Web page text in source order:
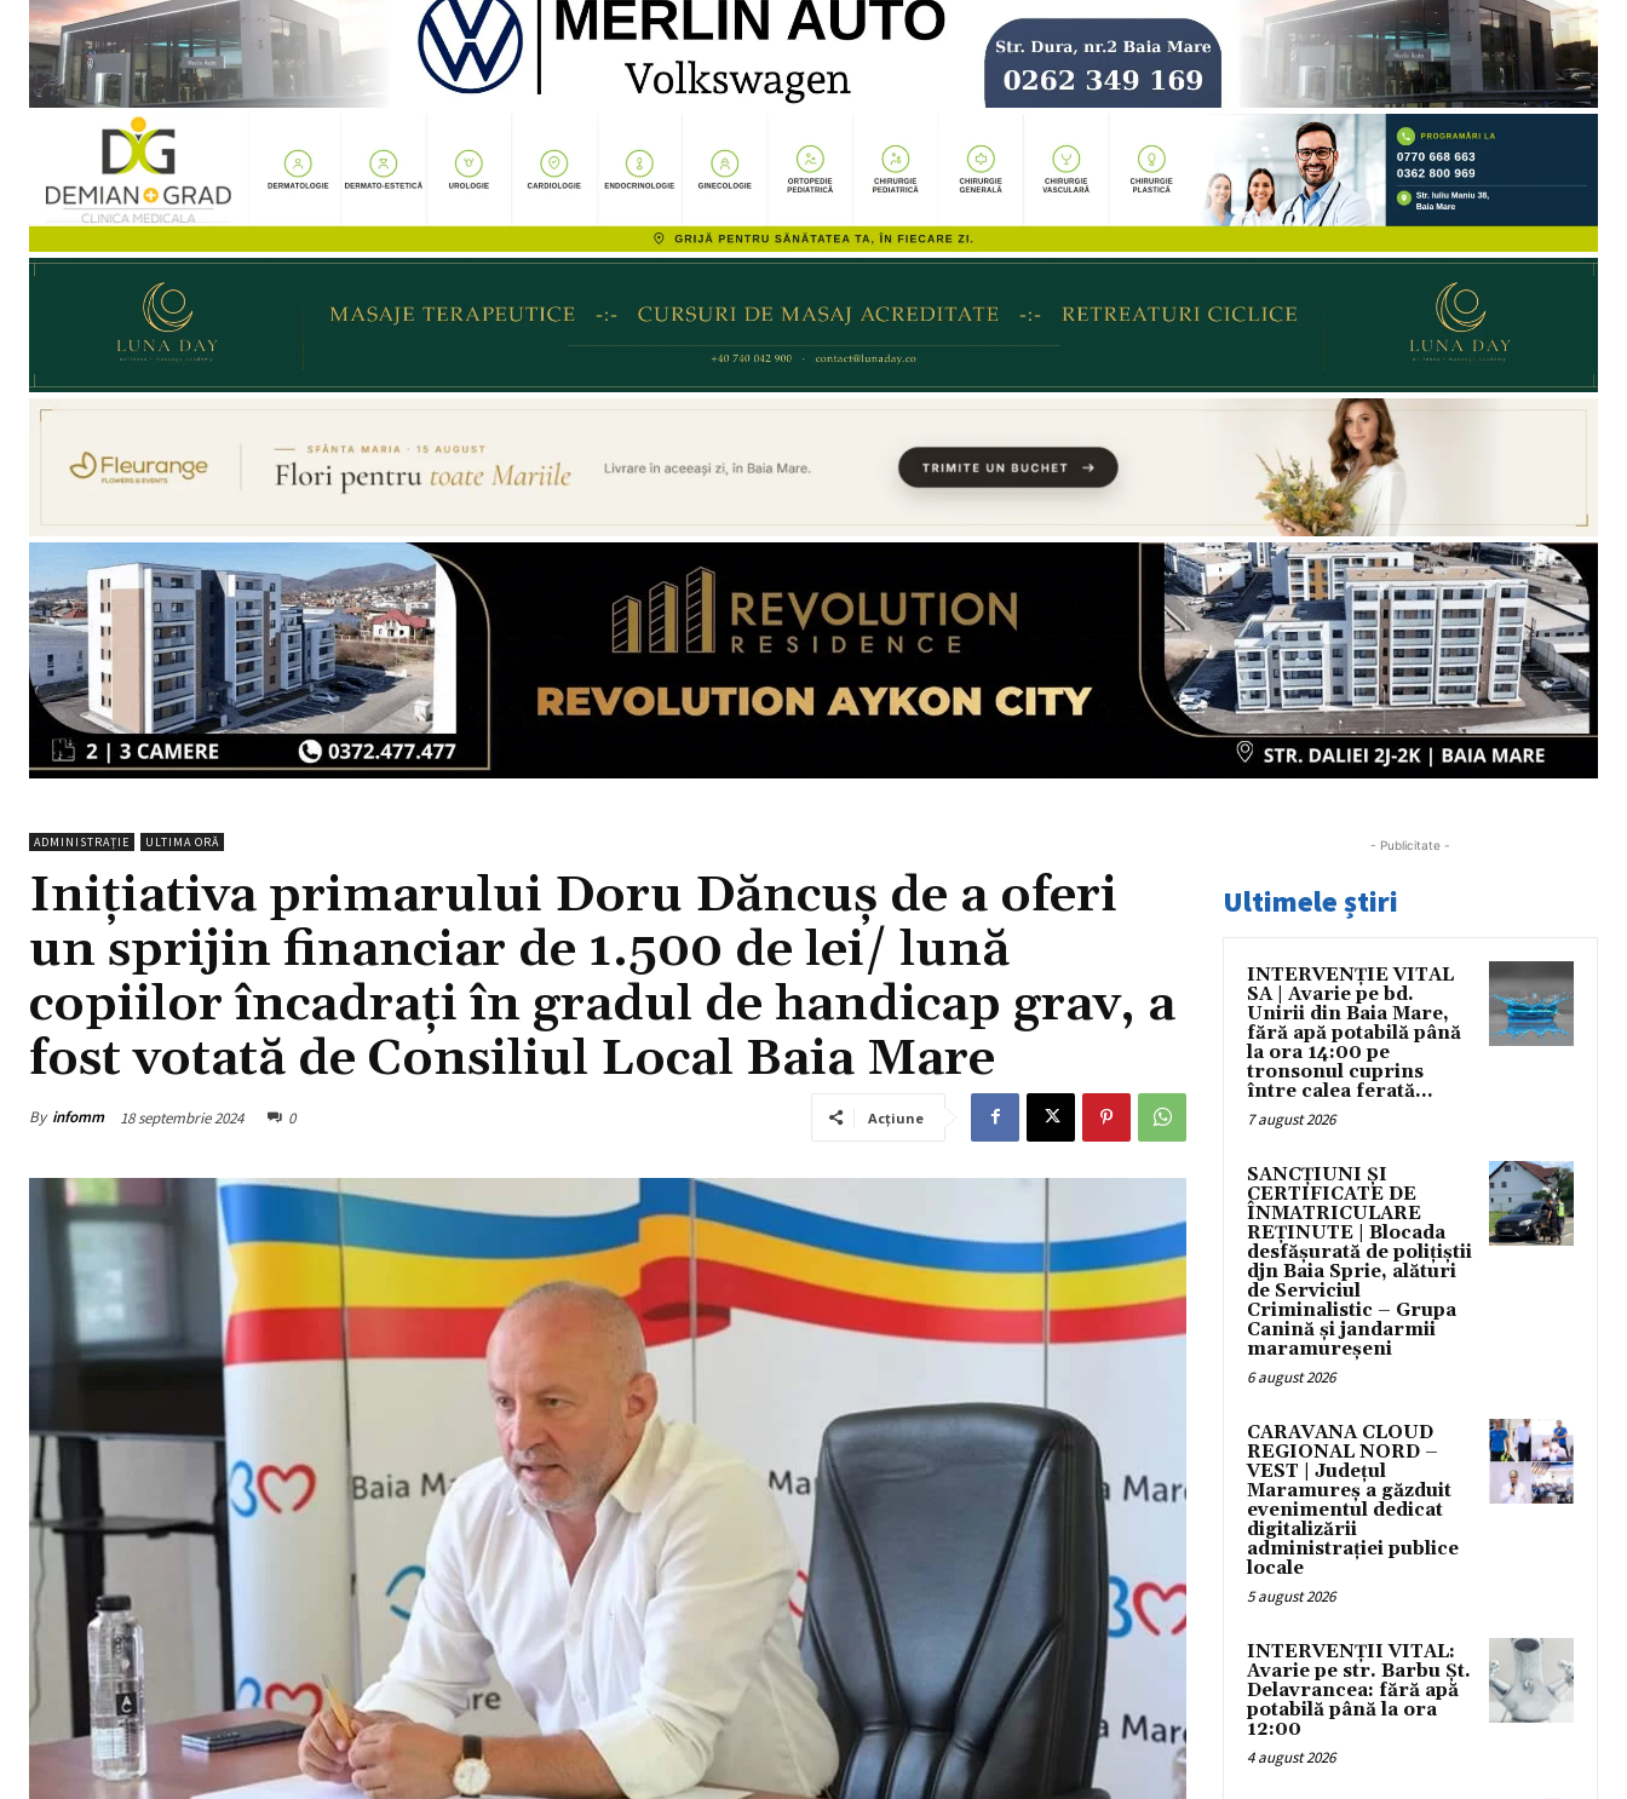
ADMINISTRAȚIE ULTIMA ORĂ
Inițiativa primarului Doru Dăncuș de a oferi
un sprijin financiar de 1.500 de lei/ lună
copiilor încadrați în gradul de handicap grav, a
fost votată de Consiliul Local Baia Mare
By infomm 18 septembrie 2024 0 Acțiune
- Publicitate -
Ultimele știri
INTERVENȚIE VITAL
SA | Avarie pe bd.
Unirii din Baia Mare,
fără apă potabilă până
la ora 14:00 pe
tronsonul cuprins
între calea ferată...
7 august 2026
SANCȚIUNI ȘI
CERTIFICATE DE
ÎNMATRICULARE
REȚINUTE | Blocada
desfășurată de polițiștii
djn Baia Sprie, alături
de Serviciul
Criminalistic – Grupa
Canină și jandarmii
maramureșeni
6 august 2026
CARAVANA CLOUD
REGIONAL NORD –
VEST | Județul
Maramureș a găzduit
evenimentul dedicat
digitalizării
administrației publice
locale
5 august 2026
INTERVENȚII VITAL:
Avarie pe str. Barbu Șt.
Delavrancea: fără apă
potabilă până la ora
12:00
4 august 2026